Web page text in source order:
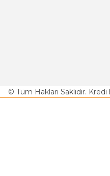
© Tüm Hakları Saklıdır.